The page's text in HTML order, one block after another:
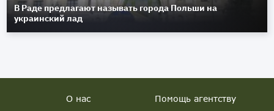
В Раде предлагают называть города Польши на
украинский лад
О нас Помощь агентству